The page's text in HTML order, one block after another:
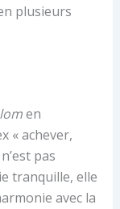
plusieurs
en
« achever,
pas
tranquille, elle
avec la